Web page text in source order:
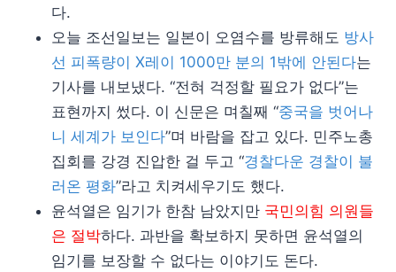
다.
오늘 조선일보는 일본이 오염수를 방류해도 방사
선 피폭량이 X레이 1000만 분의 1밖에 안된다는
기사를 내보냈다. “전혀 걱정할 필요가 없다”는
표현까지 썼다. 이 신문은 며칠째 “중국을 벗어나
니 세계가 보인다”며 바람을 잡고 있다. 민주노총
집회를 강경 진압한 걸 두고 “경찰다운 경찰이 불
러온 평화”라고 치켜세우기도 했다.
윤석열은 임기가 한참 남았지만 국민의힘 의원들
은 절박하다. 과반을 확보하지 못하면 윤석열의
임기를 보장할 수 없다는 이야기도 돈다.